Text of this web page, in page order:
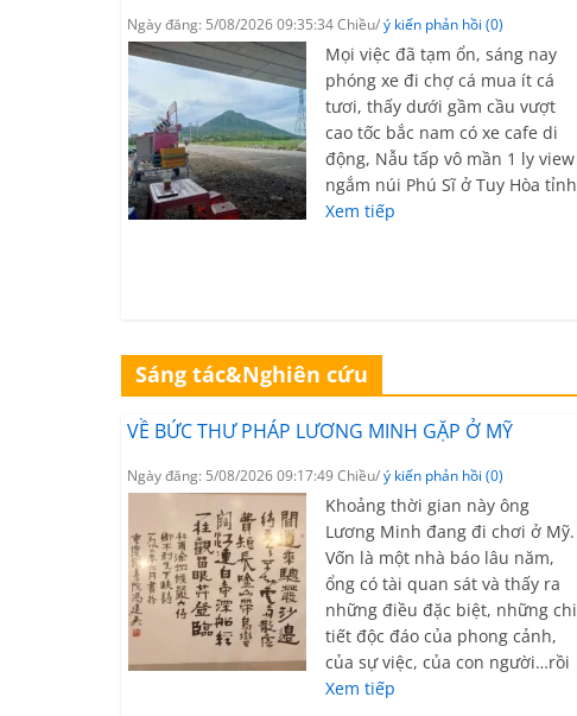
Ngày đăng: 5/08/2026 09:35:34 Chiều/ý kiến phản hồi (0)
Mọi việc đã tạm ổn, sáng nay
phóng xe đi chợ cá mua ít cá
tươi, thấy dưới gầm cầu vượt
cao tốc bắc nam có xe cafe di
động, Nẫu tấp vô mần 1 ly view
ngắm núi Phú Sĩ ở Tuy Hòa tỉnh
Xem tiếp
Sáng tác&Nghiên cứu
VỀ BỨC THƯ PHÁP LƯƠNG MINH GẶP Ở MỸ
Ngày đăng: 5/08/2026 09:17:49 Chiều/ý kiến phản hồi (0)
Khoảng thời gian này ông
Lương Minh đang đi chơi ở Mỹ.
Vốn là một nhà báo lâu năm,
ổng có tài quan sát và thấy ra
những điều đặc biệt, những chi
tiết độc đáo của phong cảnh,
của sự việc, của con người…rồi
Xem tiếp